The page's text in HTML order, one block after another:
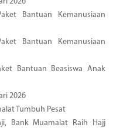
Bantuan Kemanusiaan
Bantuan Kemanusiaan
Bantuan Beasiswa Anak
2026
Tumbuh Pesat
Bank Muamalat Raih Hajj